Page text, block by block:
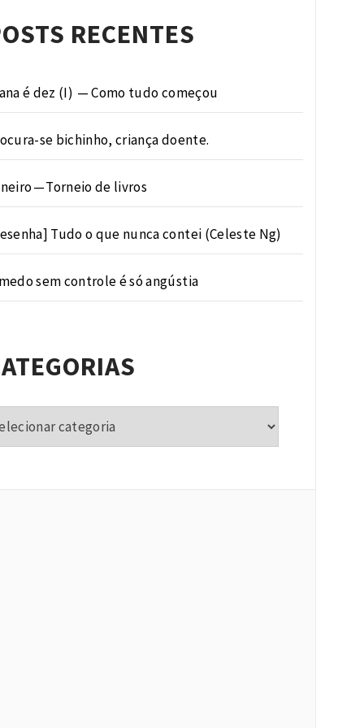
RECENTES
é dez (I) — Como tudo começou
se bichinho, criança doente.
— Torneio de livros
Tudo o que nunca contei (Celeste Ng)
sem controle é só angústia